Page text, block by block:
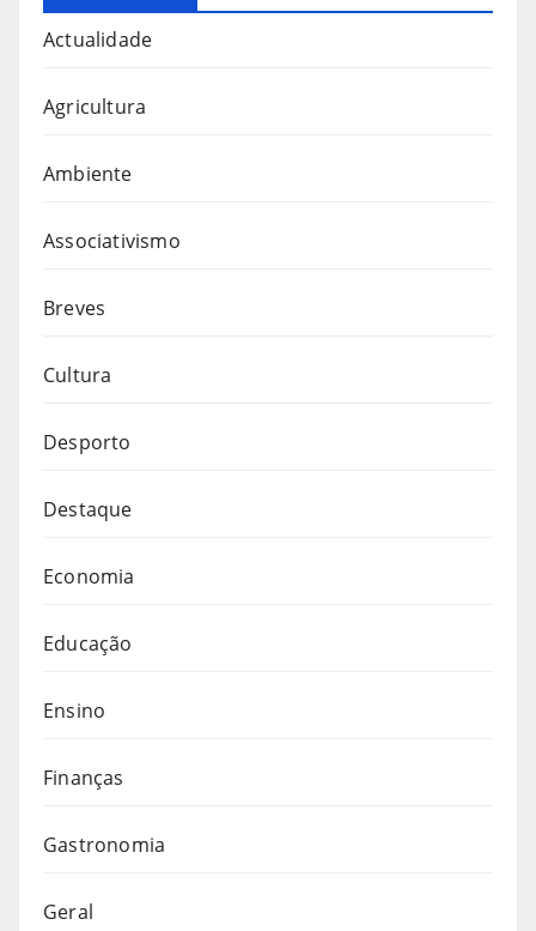
Actualidade
Agricultura
Ambiente
Associativismo
Breves
Cultura
Desporto
Destaque
Economia
Educação
Ensino
Finanças
Gastronomia
Geral